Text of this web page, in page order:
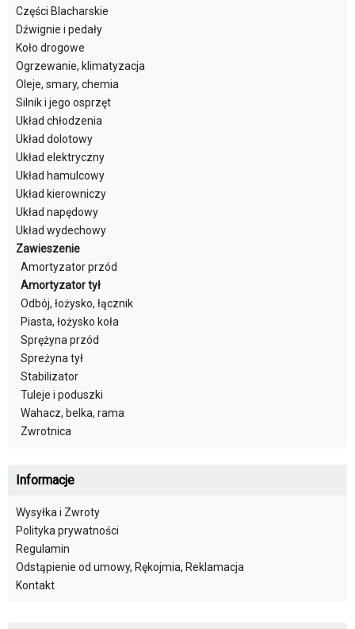
Części Blacharskie
Dźwignie i pedały
Koło drogowe
Ogrzewanie, klimatyzacja
Oleje, smary, chemia
Silnik i jego osprzęt
Układ chłodzenia
Układ dolotowy
Układ elektryczny
Układ hamulcowy
Układ kierowniczy
Układ napędowy
Układ wydechowy
Zawieszenie
Amortyzator przód
Amortyzator tył
Odbój, łożysko, łącznik
Piasta, łożysko koła
Sprężyna przód
Spreżyna tył
Stabilizator
Tuleje i poduszki
Wahacz, belka, rama
Zwrotnica
Informacje
Wysyłka i Zwroty
Polityka prywatności
Regulamin
Odstąpienie od umowy, Rękojmia, Reklamacja
Kontakt